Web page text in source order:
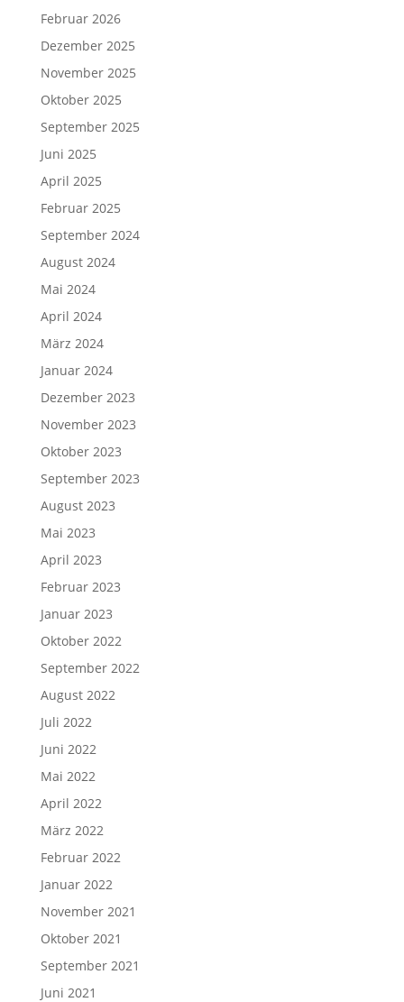
Februar 2026
Dezember 2025
November 2025
Oktober 2025
September 2025
Juni 2025
April 2025
Februar 2025
September 2024
August 2024
Mai 2024
April 2024
März 2024
Januar 2024
Dezember 2023
November 2023
Oktober 2023
September 2023
August 2023
Mai 2023
April 2023
Februar 2023
Januar 2023
Oktober 2022
September 2022
August 2022
Juli 2022
Juni 2022
Mai 2022
April 2022
März 2022
Februar 2022
Januar 2022
November 2021
Oktober 2021
September 2021
Juni 2021